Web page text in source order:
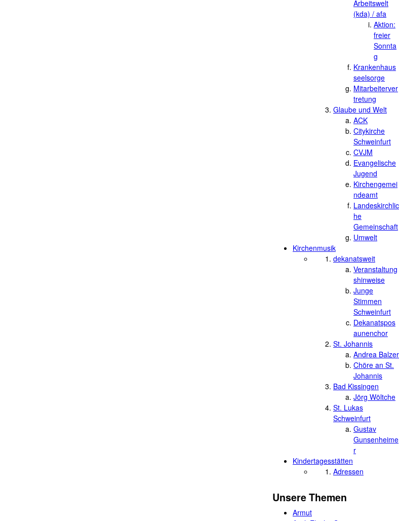
Arbeitswelt
(kda) / afa
Aktion:
freier
Sonnta
g
Krankenhaus
seelsorge
Mitarbeiterver
tretung
Glaube und Welt
ACK
Citykirche
Schweinfurt
CVJM
Evangelische
Jugend
Kirchengemei
ndeamt
Landeskirchlic
he
Gemeinschaft
Umwelt
Kirchenmusik
dekanatsweit
Veranstaltung
shinweise
Junge
Stimmen
Schweinfurt
Dekanatspos
aunenchor
St. Johannis
Andrea Balzer
Chöre an St.
Johannis
Bad Kissingen
Jörg Wöltche
St. Lukas
Schweinfurt
Gustav
Gunsenheime
r
Kindertagesstätten
Adressen
Unsere Themen
Armut